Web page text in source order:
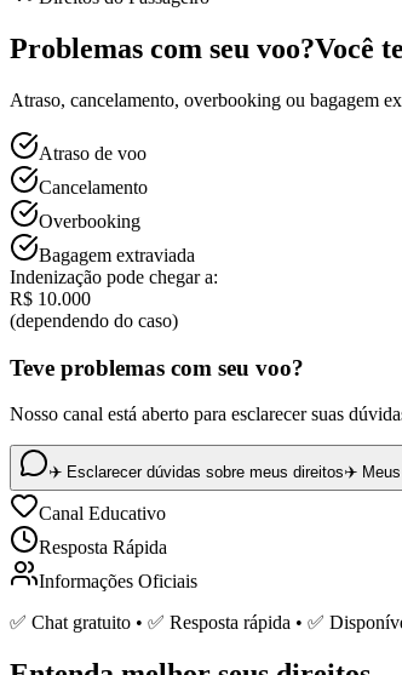
Problemas com seu voo?Você
Atraso, cancelamento, overbooking ou bagagem
Atraso de voo
Cancelamento
Overbooking
Bagagem extraviada
Indenização pode chegar a:
R$ 10.000
(dependendo do caso)
Teve problemas com seu voo?
Nosso canal está aberto para esclarecer suas
✈️ Esclarecer dúvidas sobre meus direitos✈️
Canal Educativo
Resposta Rápida
Informações Oficiais
✅ Chat gratuito • ✅ Resposta rápida • ✅